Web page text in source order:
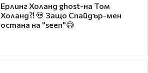
Ерлинг Холанд ghost-на Том
Холанд?! 💀 Защо Спайдър-мен
остана на "seen"😅